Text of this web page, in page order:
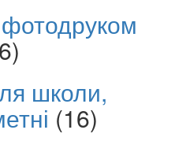
школи,
(16)